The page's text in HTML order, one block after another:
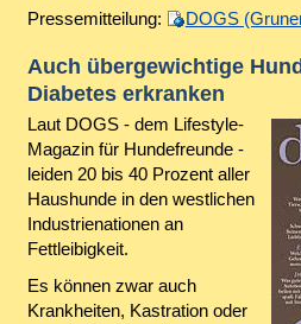
Pressemitteilung: DOGS
Auch übergewichtige
Diabetes erkranken
Laut DOGS - dem Lifestyle-
Magazin für Hundefreunde -
leiden 20 bis 40 Prozent aller
Haushunde in den westlichen
Industrienationen an
Fettleibigkeit.
Es können zwar auch
Krankheiten, Kastration oder